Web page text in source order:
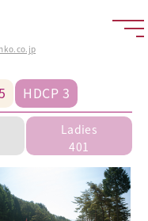
HDCP 3
Ladies
401